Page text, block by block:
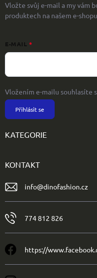
Vložte svůj e-mail a my vám
produktech na našem e-
E-MAIL
Vložením e-mailu souhlasíte s
Přihlásit se
KATEGORIE
KONTAKT
info@dinofashion.cz
774 812 826
https://